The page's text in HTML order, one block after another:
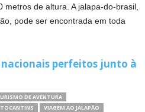
de altura. A jalapa-do-brasil,
pode ser encontrada em toda
nacionais perfeitos junto à
DE AVENTURA
VIAGEM AO JALAPÃO